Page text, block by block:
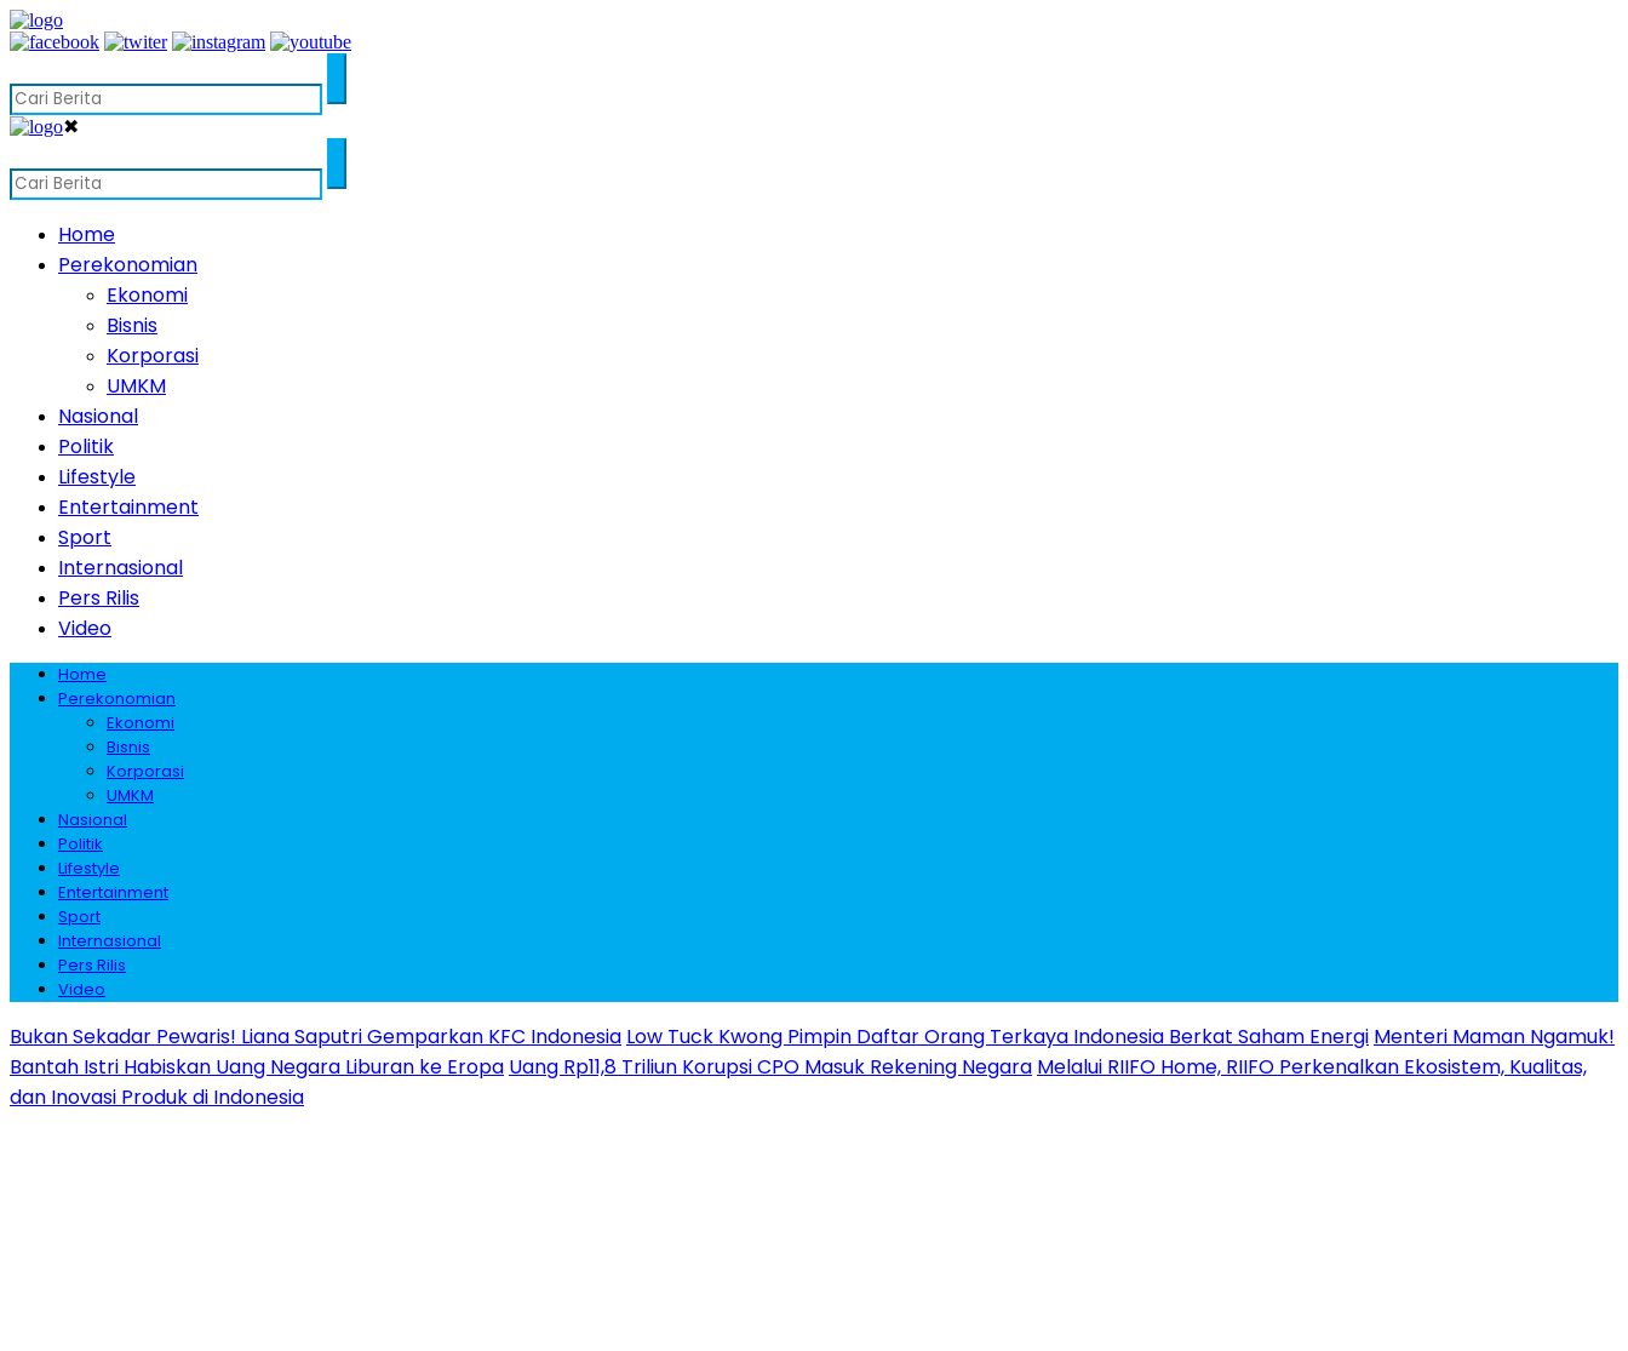
✖
Home
Perekonomian
Ekonomi
Bisnis
Korporasi
UMKM
Nasional
Politik
Lifestyle
Entertainment
Sport
Internasional
Pers Rilis
Video
Home
Perekonomian
Ekonomi
Bisnis
Korporasi
UMKM
Nasional
Politik
Lifestyle
Entertainment
Sport
Internasional
Pers Rilis
Video
Bukan Sekadar Pewaris! Liana Saputri Gemparkan KFC Indonesia Low Tuck Kwong Pimpin Daftar Orang Terkaya Indonesia Berkat Saham Energi Menteri Maman Ngamuk!
Bantah Istri Habiskan Uang Negara Liburan ke Eropa Uang Rp11,8 Triliun Korupsi CPO Masuk Rekening Negara Melalui RIIFO Home, RIIFO Perkenalkan Ekosistem, Kualitas,
dan Inovasi Produk di Indonesia